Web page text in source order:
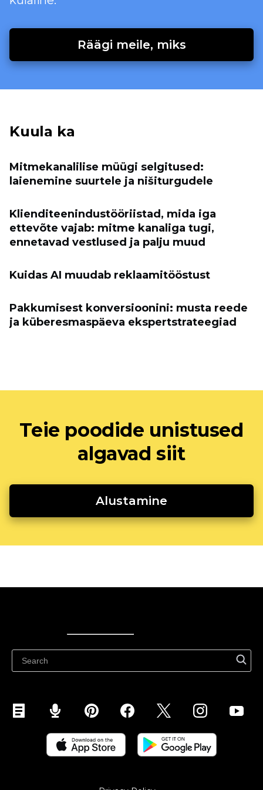
Räägi meile, miks
Kuula ka
Mitmekanalilise müügi selgitused:
laienemine suurtele ja nišiturgudele
Klienditeenindustööriistad, mida iga
ettevõte vajab: mitme kanaliga tugi,
ennetavad vestlused ja palju muud
Kuidas AI muudab reklaamitööstust
Pakkumisest konversioonini: musta reede
ja küberesmaspäeva ekspertstrateegiad
Teie poodide unistused
algavad siit
Alustamine